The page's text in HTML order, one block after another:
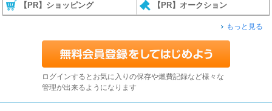
【PR】ショッピング 【PR】オークション
もっと見る
ログインするとお気に入りの保存や燃費記録など様々な
管理が出来るようになります